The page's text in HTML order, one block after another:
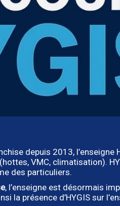
depuis 2013, l’enseigne
(hottes, VMC, climatisation).
des particuliers.
, l’enseigne est désormais
la présence d’HYGIS sur